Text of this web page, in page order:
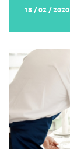
18 / 02 / 2020